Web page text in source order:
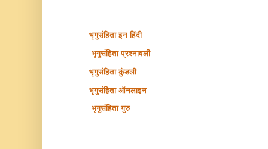
भृगुसंहिता इन हिंदी
भृगुसंहिता प्रश्नावली
भृगुसंहिता कुंडली
भृगुसंहिता ऑनलाइन
भृगुसंहिता गुरु